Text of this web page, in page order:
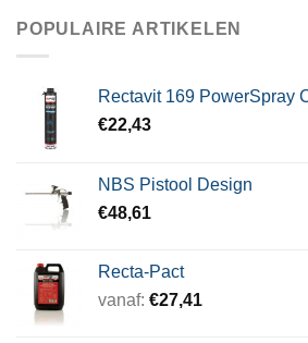
POPULAIRE ARTIKELEN
Rectavit 169 PowerSpray
€22,43
NBS Pistool Design
€48,61
Recta-Pact
vanaf: €27,41